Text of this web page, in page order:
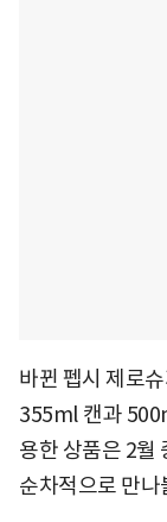
바뀐 펩시 제로
355ml 캔과
용한 상품은 2월
순차적으로 만나